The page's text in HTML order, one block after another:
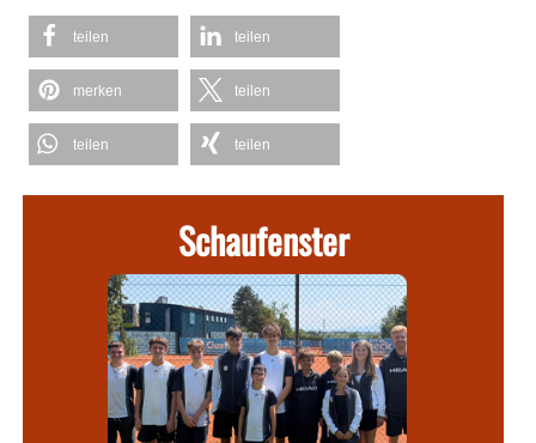
teilen teilen
merken teilen
teilen teilen
Schaufenster